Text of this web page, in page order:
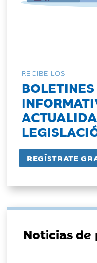
RECIBE LOS
BOLETINES
Noticias de